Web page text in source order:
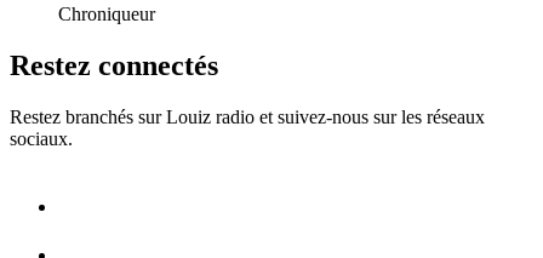
Chroniqueur
Restez connectés
Restez branchés sur Louiz radio et suivez-nous sur les réseaux
sociaux.